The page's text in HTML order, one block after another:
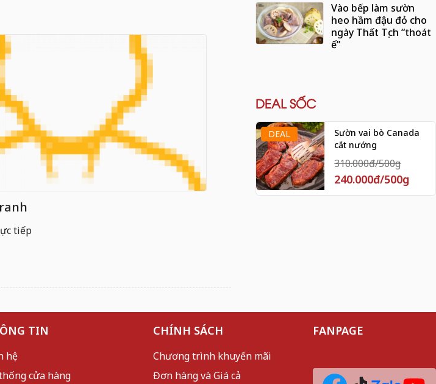
tiếp
Vào bếp làm sườn
heo hầm đậu đỏ cho
ngày Thất Tịch “thoát
ế”
DEAL SỐC
DEAL
Sườn vai bò Canada
cắt nướng
310.000đ/500g
240.000đ/500g
TIN
hệ
cửa hàng
CHÍNH SÁCH
Chương trình khuyến mãi
Đơn hàng và Giá cả
FANPAGE